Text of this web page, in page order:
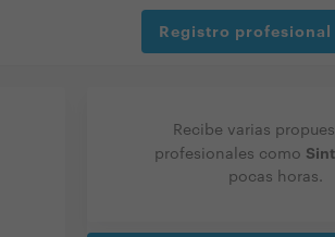
Registro profesional
Recibe varias
profesionales como
pocas horas.